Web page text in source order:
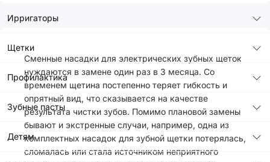
Ирригаторы
Щетки
Профилактика
Зубные пасты
Детям
Сменные насадки для электрических зубных щеток
нуждаются в замене один раз в 3 месяца. Со
временем щетина постепенно теряет гибкость и
опрятный вид, что сказывается на качестве
результата чистки зубов. Помимо плановой замены
бывают и экстренные случаи, например, одна из
комплектных насадок для зубной щетки потерялась,
сломалась или стала источником неприятного